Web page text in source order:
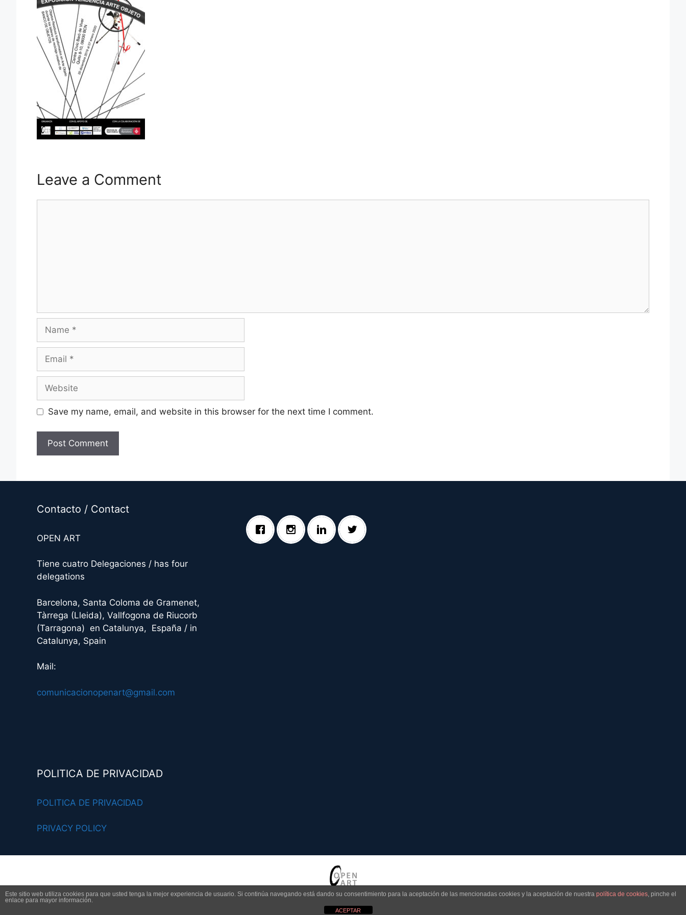
Leave a Comment
Name
Email
Website
Save my name, email, and website in this browser for the next time I comment.
l
e
a
v
:
Contacto / Contact
OPEN ART
Tiene cuatro Delegaciones / has four
delegations
Barcelona, Santa Coloma de Gramenet,
Tàrrega (Lleida), Vallfogona de Riucorb
(Tarragona) en Catalunya, España / in
Catalunya, Spain
Mail:
comunicacionopenart@gmail.com
POLITICA DE PRIVACIDAD
POLITICA DE PRIVACIDAD
PRIVACY POLICY
Este sitio web utiliza cookies para que usted tenga la mejor experiencia de usuario. Si continúa navegando está dando su consentimiento para la aceptación de las mencionadas cookies y la aceptación de nuestra política de cookies, pinche el
enlace para mayor información.
ACEPTAR